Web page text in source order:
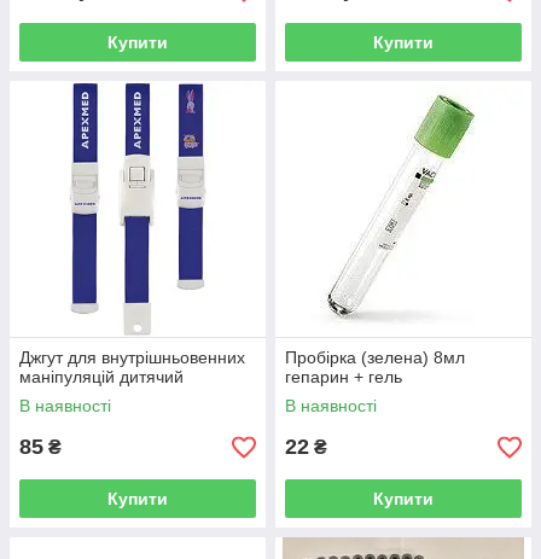
Купити Купити
Джгут для внутрішньовенних
маніпуляцій дитячий
В наявності
85 ₴
Купити
Пробірка (зелена) 8мл
гепарин + гель
В наявності
22 ₴
Купити